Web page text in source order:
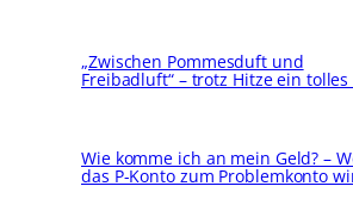
„Zwischen Pommesduft und
Freibadluft“ – trotz Hitze ein tolles
Wie komme ich an mein Geld? –
das P-Konto zum Problemkonto